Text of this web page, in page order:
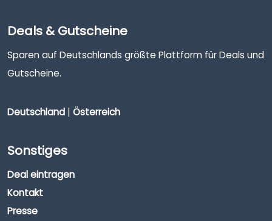
Deals & Gutscheine
Sparen auf Deutschlands größte Plattform für Deals und
Gutscheine.
Deutschland | Österreich
Sonstiges
Deal eintragen
Kontakt
Presse